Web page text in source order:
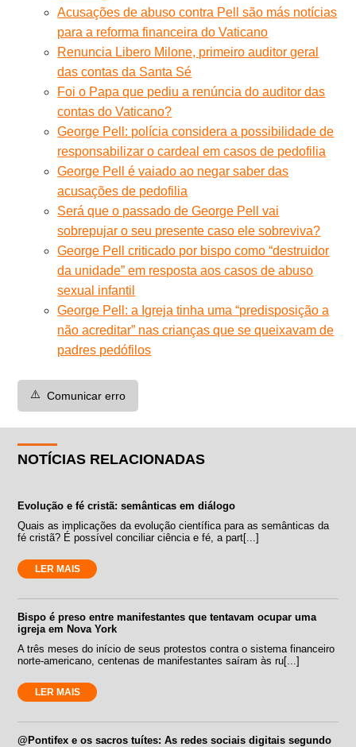
Acusações de abuso contra Pell são más notícias
para a reforma financeira do Vaticano
Renuncia Libero Milone, primeiro auditor geral
das contas da Santa Sé
Foi o Papa que pediu a renúncia do auditor das
contas do Vaticano?
George Pell: polícia considera a possibilidade de
responsabilizar o cardeal em casos de pedofilia
George Pell é vaiado ao negar saber das
acusações de pedofilia
Será que o passado de George Pell vai
sobrepujar o seu presente caso ele sobreviva?
George Pell criticado por bispo como “destruidor
da unidade” em resposta aos casos de abuso
sexual infantil
George Pell: a Igreja tinha uma “predisposição a
não acreditar” nas crianças que se queixavam de
padres pedófilos
⚠️ Comunicar erro
NOTÍCIAS RELACIONADAS
Evolução e fé cristã: semânticas em diálogo
Quais as implicações da evolução científica para as semânticas da
fé cristã? É possível conciliar ciência e fé, a part[...]
LER MAIS
Bispo é preso entre manifestantes que tentavam ocupar uma
igreja em Nova York
A três meses do início de seus protestos contra o sistema financeiro
norte-americano, centenas de manifestantes saíram às ru[...]
LER MAIS
@Pontifex e os sacros tuítes: As redes sociais digitais segundo